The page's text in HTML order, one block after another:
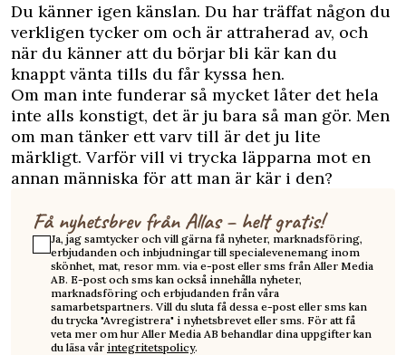
Du känner igen känslan. Du har träffat någon du
verkligen tycker om och är attraherad av, och
när du känner att du börjar bli kär kan du
knappt vänta tills du får kyssa hen.
Om man inte funderar så mycket låter det hela
inte alls konstigt, det är ju bara så man gör. Men
om man tänker ett varv till är det ju lite
märkligt. Varför vill vi trycka läpparna mot en
annan människa för att man är kär i den?
Få nyhetsbrev från Allas – helt gratis!
Ja, jag samtycker och vill gärna få nyheter, marknadsföring,
erbjudanden och inbjudningar till specialevenemang inom
skönhet, mat, resor mm. via e-post eller sms från Aller Media
AB. E-post och sms kan också innehålla nyheter,
marknadsföring och erbjudanden från våra
samarbetspartners. Vill du sluta få dessa e-post eller sms kan
du trycka "Avregistrera" i nyhetsbrevet eller sms. För att få
veta mer om hur Aller Media AB behandlar dina uppgifter kan
du läsa vår integritetspolicy.